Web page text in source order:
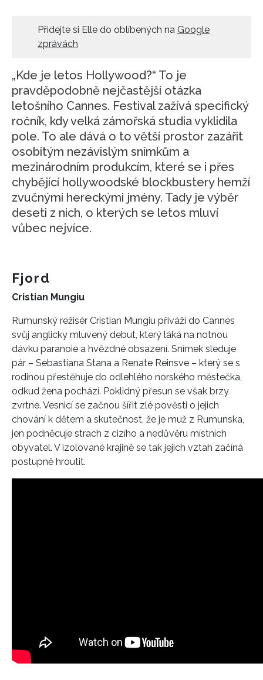
Přidejte si Elle do oblíbených na Google
zprávách
„Kde je letos Hollywood?“ To je
pravděpodobně nejčastější otázka
letošního Cannes. Festival zažívá specifický
ročník, kdy velká zámořská studia vyklidila
pole. To ale dává o to větší prostor zazářit
osobitým nezávislým snímkům a
mezinárodním produkcím, které se i přes
chybějící hollywoodské blockbustery hemží
zvučnými hereckými jmény. Tady je výběr
deseti z nich, o kterých se letos mluví
vůbec nejvíce.
Fjord
Cristian Mungiu
Rumunský režisér Cristian Mungiu přiváží do Cannes
svůj anglicky mluvený debut, který láká na notnou
dávku paranoie a hvězdné obsazení. Snímek sleduje
pár – Sebastiana Stana a Renate Reinsve – který se s
rodinou přestěhuje do odlehlého norského městečka,
odkud žena pochází. Poklidný přesun se však brzy
zvrtne. Vesnicí se začnou šířit zlé pověsti o jejich
chování k dětem a skutečnost, že je muž z Rumunska,
jen podněcuje strach z cizího a nedůvěru místních
obyvatel. V izolované krajině se tak jejich vztah začíná
postupně hroutit.